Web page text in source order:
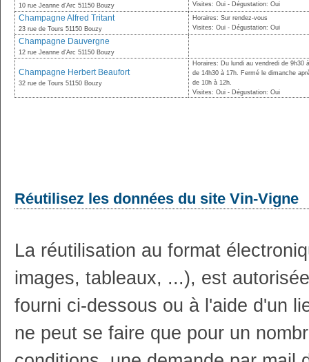
10 rue Jeanne d'Arc 51150 Bouzy
Visites: Oui - Dégustation: Oui
Champagne Alfred Tritant
23 rue de Tours 51150 Bouzy
Horaires: Sur rendez-vous
Visites: Oui - Dégustation: Oui
Champagne Dauvergne
12 rue Jeanne d'Arc 51150 Bouzy
Champagne Herbert Beaufort
32 rue de Tours 51150 Bouzy
Horaires: Du lundi au vendredi de 9h30
de 14h30 à 17h. Fermé le dimanche
de 10h à 12h.
Visites: Oui - Dégustation: Oui
Réutilisez les données du site Vin-Vigne
La réutilisation au format
images, tableaux, ...), est
fourni ci-dessous ou à l'aide d'un
ne peut se faire que pour un